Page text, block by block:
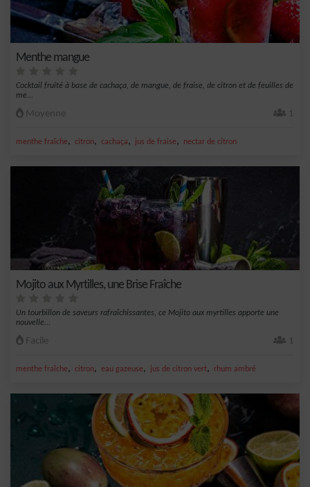
Menthe mangue
Cocktail fruité à base de cachaça, de mangue, de fraise, de citron et de feuilles de
me...
Moyenne 1
menthe fraîche, citron, cachaça, jus de fraise, nectar de citron
Mojito aux Myrtilles, une Brise Fraîche
Un tourbillon de saveurs rafraîchissantes, ce Mojito aux myrtilles apporte une
nouvelle...
Facile 1
menthe fraîche, citron, eau gazeuse, jus de citron vert, rhum ambré